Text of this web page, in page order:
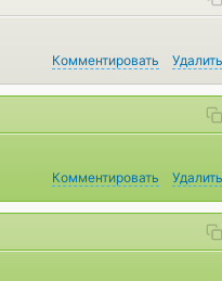
Комментировать
Удалить
Комментировать
Удалить